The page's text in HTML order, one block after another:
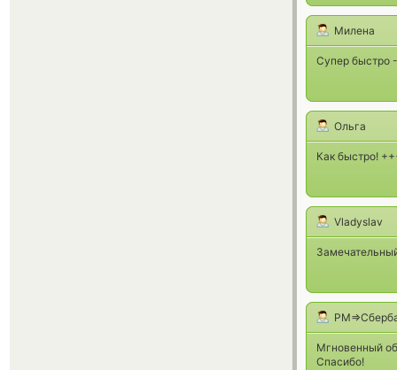
Милена
Супер быстро
Ольга
Как быстро!
Vladyslav
Мгновенный
Спасибо!